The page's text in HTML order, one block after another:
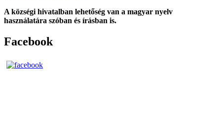
A községi hivatalban lehetőség van a magyar nyelv
használatára szóban és írásban is.
Facebook